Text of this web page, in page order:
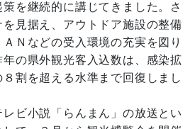
を継続的に講じてきました。さ
見据え、アウトドア施設の整備
Ｎなどの受入環境の充実を図り
の県外観光客入込数は、感染拡
割を超える水準まで回復しまし
ビ小説「らんまん」の放送とい